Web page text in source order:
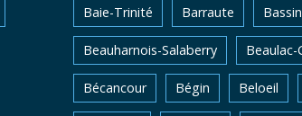
Baie-Trinité Barraute Bassin
Beauharnois-Salaberry
Bécancour Bégin Beloeil